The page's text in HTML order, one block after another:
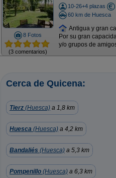
8 Fotos
(3 comentarios)
10-26+4 plazas
60 km de Huesca
Antigua y gran
Por su gran
y/o grupos de
Cerca de Quicena:
Tierz (Huesca) a 1,8 km
Huesca (Huesca) a 4,2 km
Bandaliés (Huesca) a 5,3 km
Pompenillo (Huesca) a 6,3 km